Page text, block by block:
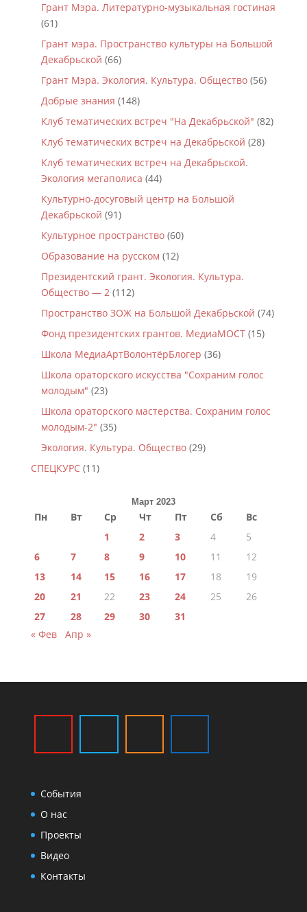
Грант Мэра. Литературно-музыкальная гостиная
(61)
Грант мэра. Пространство культуры на Большой
Декабрьской (66)
Грант Мэра. Экология. Культура. Общество(56)
Добрые знания (148)
Клуб тематических встреч "На Декабрьской" (82)
Клуб тематических встреч на Декабрьской (28)
Клуб тематических встреч на Декабрьской.
Экология мегаполиса (44)
Культурно-досуговый центр на Большой
Декабрьской (91)
Культурное пространство(60)
Образование на русском (12)
Президентский грант. Экология. Культура.
Общество — 2(112)
Пространство ЗОЖ на Большой Декабрьской (74)
Фонд президентских грантов. МедиаМОСТ(15)
Школа МедиаАртВолонтёрБлогер (36)
Школа ораторского искусства "Сохраним голос
молодым" (23)
Школа ораторского мастерства. Сохраним голос
молодым-2" (35)
Экология. Культура. Общество(29)
СПЕЦКУРС(11)
Март 2023
Пн Вт Ср Чт Пт Сб
Вс
1
2 3 4
5
6
7 8 9 10 11
12
13
14 15 16 17 18
19
20
21 22 23 24 25
26
27
28 29 30
31
« Фев
Апр »
События
О нас
Проекты
Видео
Контакты